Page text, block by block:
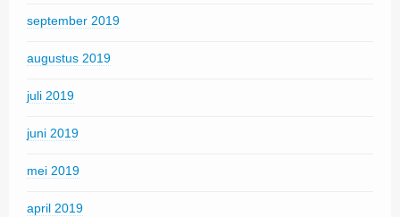
september 2019
augustus 2019
juli 2019
juni 2019
mei 2019
april 2019